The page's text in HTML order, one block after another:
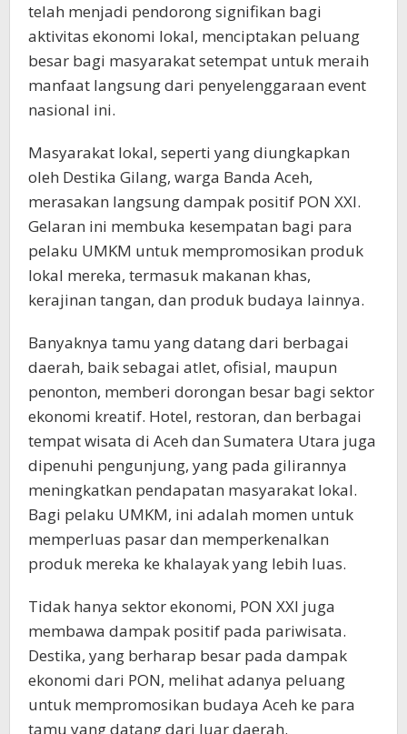
telah menjadi pendorong signifikan bagi
aktivitas ekonomi lokal, menciptakan peluang
besar bagi masyarakat setempat untuk meraih
manfaat langsung dari penyelenggaraan event
nasional ini.
Masyarakat lokal, seperti yang diungkapkan
oleh Destika Gilang, warga Banda Aceh,
merasakan langsung dampak positif PON XXI.
Gelaran ini membuka kesempatan bagi para
pelaku UMKM untuk mempromosikan produk
lokal mereka, termasuk makanan khas,
kerajinan tangan, dan produk budaya lainnya.
Banyaknya tamu yang datang dari berbagai
daerah, baik sebagai atlet, ofisial, maupun
penonton, memberi dorongan besar bagi sektor
ekonomi kreatif. Hotel, restoran, dan berbagai
tempat wisata di Aceh dan Sumatera Utara juga
dipenuhi pengunjung, yang pada gilirannya
meningkatkan pendapatan masyarakat lokal.
Bagi pelaku UMKM, ini adalah momen untuk
memperluas pasar dan memperkenalkan
produk mereka ke khalayak yang lebih luas.
Tidak hanya sektor ekonomi, PON XXI juga
membawa dampak positif pada pariwisata.
Destika, yang berharap besar pada dampak
ekonomi dari PON, melihat adanya peluang
untuk mempromosikan budaya Aceh ke para
tamu yang datang dari luar daerah.